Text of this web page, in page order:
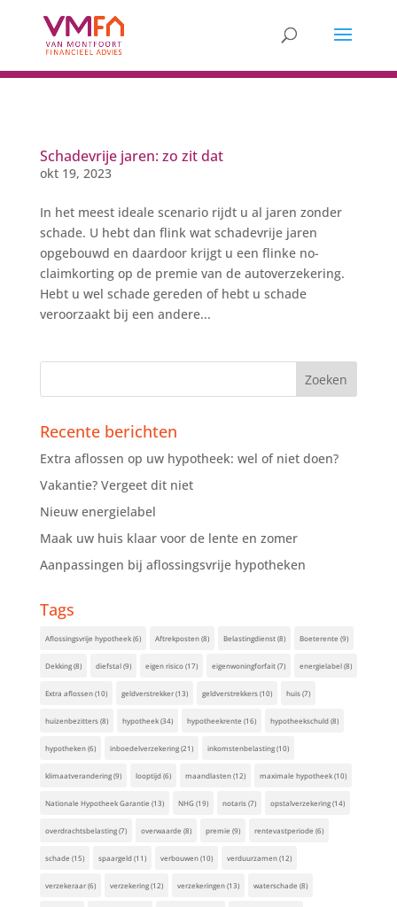
Schadevrije jaren: zo zit dat
okt 19, 2023
In het meest ideale scenario rijdt u al jaren zonder
schade. U hebt dan flink wat schadevrije jaren
opgebouwd en daardoor krijgt u een flinke no-
claimkorting op de premie van de autoverzekering.
Hebt u wel schade gereden of hebt u schade
veroorzaakt bij een andere...
Recente berichten
Extra aflossen op uw hypotheek: wel of niet doen?
Vakantie? Vergeet dit niet
Nieuw energielabel
Maak uw huis klaar voor de lente en zomer
Aanpassingen bij aflossingsvrije hypotheken
Tags
Aflossingsvrije hypotheek(6) Aftrekposten(8) Belastingdienst(8) Boeterente (9)
Dekking(8) diefstal(9) eigen risico(17) eigenwoningforfait(7) energielabel(8)
Extra aflossen(10) geldverstrekker(13) geldverstrekkers(10) huis(7)
huizenbezitters(8) hypotheek(34) hypotheekrente (16) hypotheekschuld(8)
hypotheken(6) inboedelverzekering(21) inkomstenbelasting(10)
klimaatverandering(9) looptijd(6) maandlasten(12) maximale hypotheek(10)
Nationale Hypotheek Garantie (13) NHG(19) notaris(7) opstalverzekering(14)
overdrachtsbelasting(7) overwaarde (8) premie (9) rentevastperiode (6)
schade (15) spaargeld(11) verbouwen(10) verduurzamen(12)
verzekeraar(6) verzekering(12) verzekeringen(13) waterschade (8)